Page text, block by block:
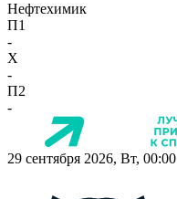
Нефтехимик
П1
-
X
-
П2
-
29 сентября 2026, Вт, 00:00